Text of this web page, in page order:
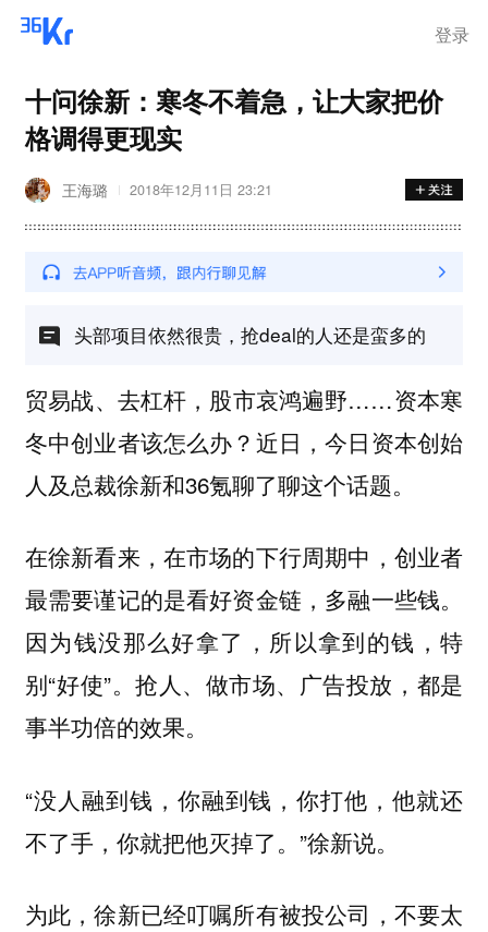
登录
十问徐新：寒冬不着急，让大家把价
格调得更现实
王海璐 2018年12月11日 23:21
头部项目依然很贵，抢deal的人还是蛮多的
贸易战、去杠杆，股市哀鸿遍野……资本寒
冬中创业者该怎么办？近日，今日资本创始
人及总裁徐新和36氪聊了聊这个话题。
在徐新看来，在市场的下行周期中，创业者
最需要谨记的是看好资金链，多融一些钱。
因为钱没那么好拿了，所以拿到的钱，特
别“好使”。抢人、做市场、广告投放，都是
事半功倍的效果。
“没人融到钱，你融到钱，你打他，他就还
不了手，你就把他灭掉了。”徐新说。
为此，徐新已经叮嘱所有被投公司，不要太